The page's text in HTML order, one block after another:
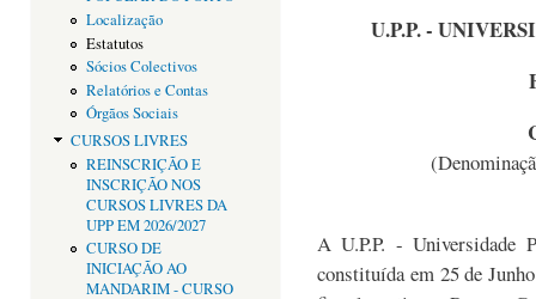
Localização
Estatutos
Sócios Colectivos
Relatórios e Contas
Órgãos Sociais
CURSOS LIVRES
REINSCRIÇÃO E
INSCRIÇÃO NOS
CURSOS LIVRES DA
UPP EM 2026/2027
CURSO DE
INICIAÇÃO AO
MANDARIM - CURSO
U.P.P. -
A U.P.P. - Universidade
constituída em 25 de